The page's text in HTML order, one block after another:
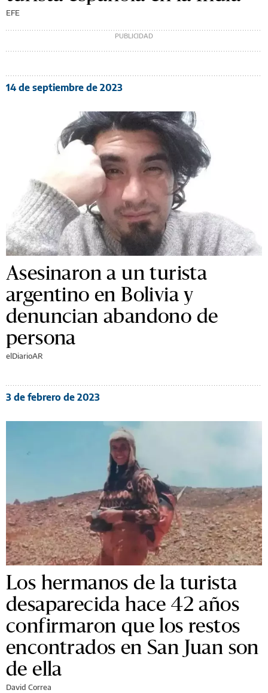
EFE
14 de septiembre de 2023
Asesinaron a un turista
argentino en Bolivia y
denuncian abandono de
persona
elDiarioAR
3 de febrero de 2023
Los hermanos de la turista
desaparecida hace 42 años
confirmaron que los restos
encontrados en San Juan son
de ella
David Correa